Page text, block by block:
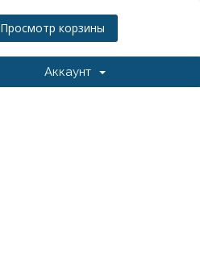
Просмотр корзины
Аккаунт